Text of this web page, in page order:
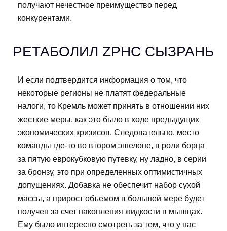
получают нечестное преимущество перед
конкурентами.
РЕТАБОЛИЛ ZPHC СЫЗРАНЬ
И если подтвердится информация о том, что
некоторые регионы не платят федеральные
налоги, то Кремль может принять в отношении них
жесткие меры, как это было в ходе предыдущих
экономических кризисов. Следовательно, место
команды где-то во втором эшелоне, в роли борца
за пятую еврокубковую путевку, ну ладно, в серии
за бронзу, это при определенных оптимистичных
допущениях. Добавка не обеспечит набор сухой
массы, а прирост объемом в большей мере будет
получен за счет накопления жидкости в мышцах.
Ему было интересно смотреть за тем, что у нас